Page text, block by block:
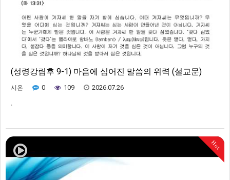
(성령강림후 9-1) 마음에 심어진 말씀의 위력 (설교문)
시온 0 109 2026.07.26
,
Hot